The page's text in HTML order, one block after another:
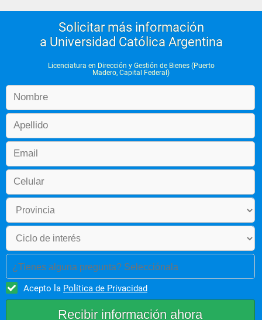
Solicitar más información
a Universidad Católica Argentina
Licenciatura en Dirección y Gestión de Bienes (Puerto
Madero, Capital Federal)
¿Tienes alguna pregunta? Selecciónala
Acepto la Política de Privacidad